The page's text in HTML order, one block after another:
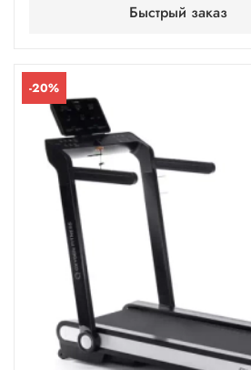
Быстрый заказ
-20%